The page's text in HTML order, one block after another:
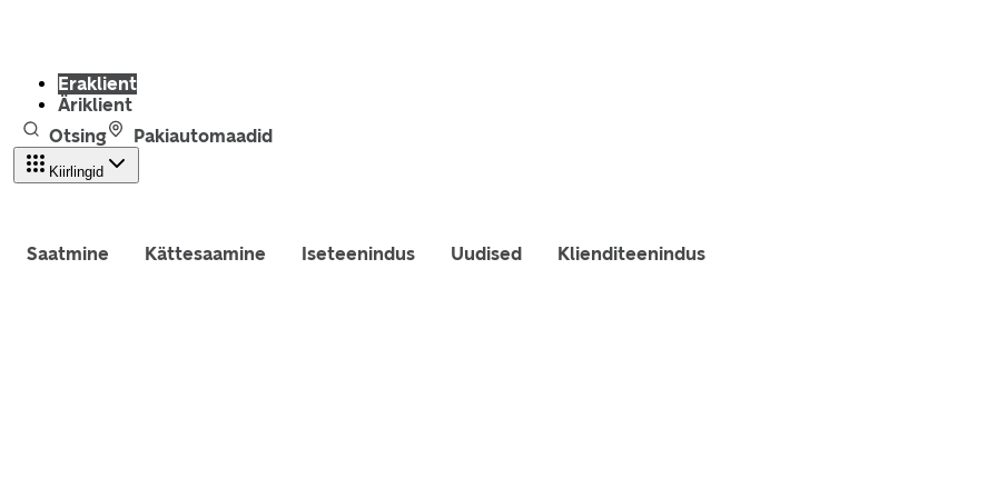
Eraklient
Äriklient
Otsing
Pakiautomaadid
Kiirlingid
Saatmine Kättesaamine Iseteenindus Uudised Klienditeenindus